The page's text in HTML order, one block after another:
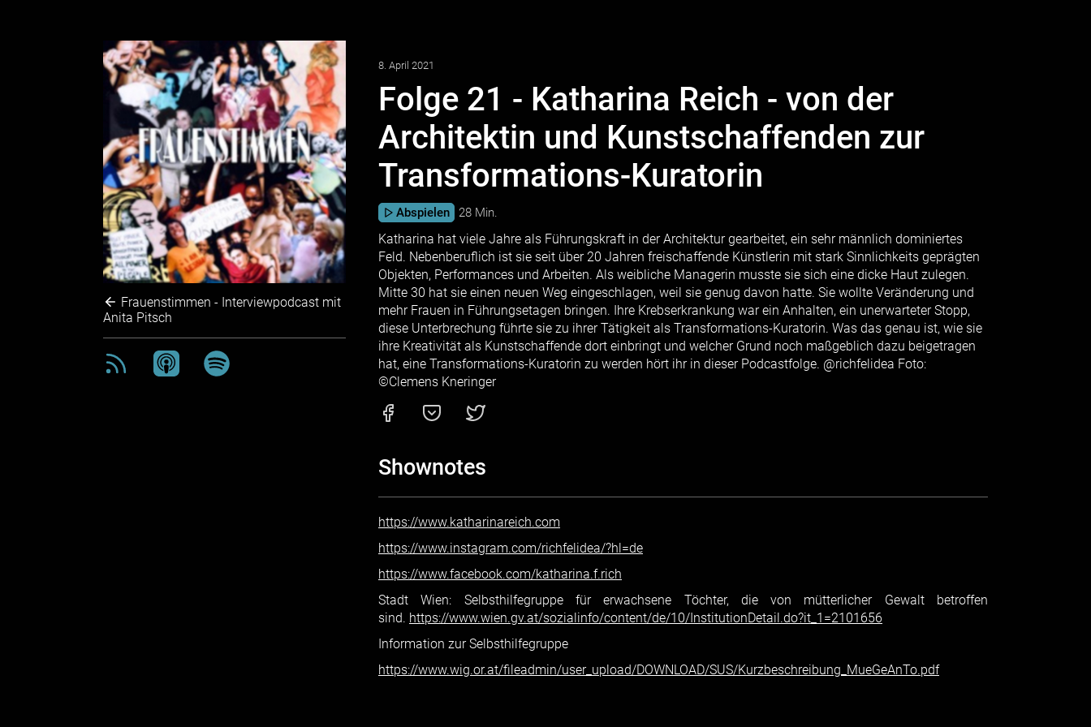
Frauenstimmen - Interviewpodcast mit
Anita Pitsch
8. April 2021
Folge 21 - Katharina Reich - von der
Architektin und Kunstschaffenden zur
Transformations-Kuratorin
Abspielen 28 Min.
Katharina hat viele Jahre als Führungskraft in der Architektur gearbeitet, ein sehr männlich dominiertes
Feld. Nebenberuflich ist sie seit über 20 Jahren freischaffende Künstlerin mit stark Sinnlichkeits geprägten
Objekten, Performances und Arbeiten. Als weibliche Managerin musste sie sich eine dicke Haut zulegen.
Mitte 30 hat sie einen neuen Weg eingeschlagen, weil sie genug davon hatte. Sie wollte Veränderung und
mehr Frauen in Führungsetagen bringen. Ihre Krebserkrankung war ein Anhalten, ein unerwarteter Stopp,
diese Unterbrechung führte sie zu ihrer Tätigkeit als Transformations-Kuratorin. Was das genau ist, wie sie
ihre Kreativität als Kunstschaffende dort einbringt und welcher Grund noch maßgeblich dazu beigetragen
hat, eine Transformations-Kuratorin zu werden hört ihr in dieser Podcastfolge. @richfelidea Foto:
©Clemens Kneringer
Shownotes
https://www.katharinareich.com
https://www.instagram.com/richfelidea/?hl=de
https://www.facebook.com/katharina.f.rich
Stadt Wien: Selbsthilfegruppe für erwachsene Töchter, die von mütterlicher Gewalt betroffen
sind. https://www.wien.gv.at/sozialinfo/content/de/10/InstitutionDetail.do?it_1=2101656
Information zur Selbsthilfegruppe
https://www.wig.or.at/fileadmin/user_upload/DOWNLOAD/SUS/Kurzbeschreibung_MueGeAnTo.pdf